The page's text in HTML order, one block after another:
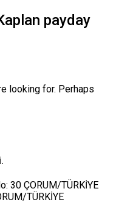
payday
looking for. Perhaps
30 ÇORUM/TÜRKİYE
TÜRKİYE